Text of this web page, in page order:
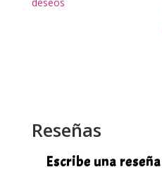
Reseñas
Escribe una reseña